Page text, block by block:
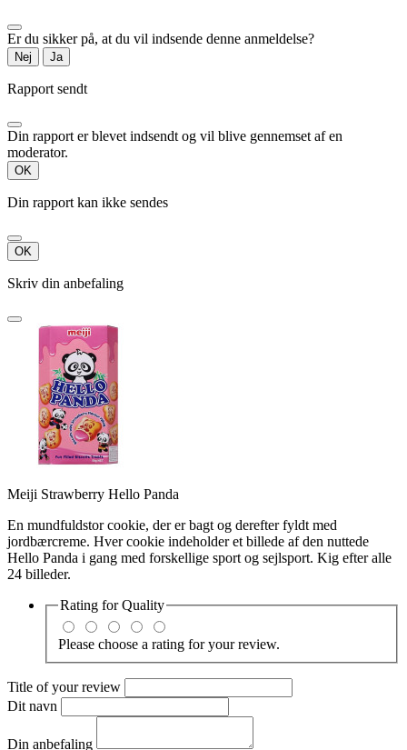
Er du sikker på, at du vil indsende denne anmeldelse?
Nej Ja
Rapport sendt
Din rapport er blevet indsendt og vil blive gennemset af en
moderator.
OK
Din rapport kan ikke sendes
OK
Skriv din anbefaling
Meiji Strawberry Hello Panda
En mundfuldstor cookie, der er bagt og derefter fyldt med
jordbærcreme. Hver cookie indeholder et billede af den nuttede
Hello Panda i gang med forskellige sport og sejlsport. Kig efter alle
24 billeder.
Rating forQuality
Please choose a rating for your review.
Title of your review
Dit navn
Din anbefaling